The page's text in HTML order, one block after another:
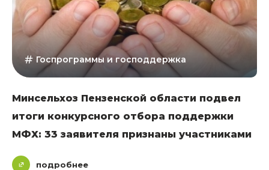
Госпрограммы и господдержка
Минсельхоз Пензенской области подвел
итоги конкурсного отбора поддержки
МФХ: 33 заявителя признаны участниками
подробнее